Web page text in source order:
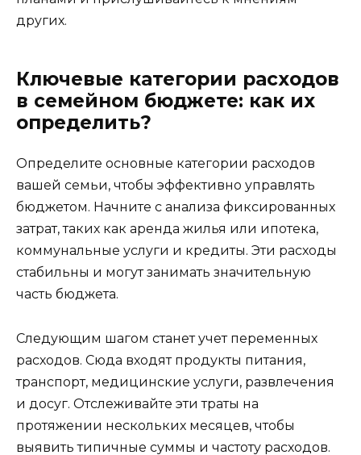
других.
Ключевые категории расходов
в семейном бюджете: как их
определить?
Определите основные категории расходов
вашей семьи, чтобы эффективно управлять
бюджетом. Начните с анализа фиксированных
затрат, таких как аренда жилья или ипотека,
коммунальные услуги и кредиты. Эти расходы
стабильны и могут занимать значительную
часть бюджета.
Следующим шагом станет учет переменных
расходов. Сюда входят продукты питания,
транспорт, медицинские услуги, развлечения
и досуг. Отслеживайте эти траты на
протяжении нескольких месяцев, чтобы
выявить типичные суммы и частоту расходов.